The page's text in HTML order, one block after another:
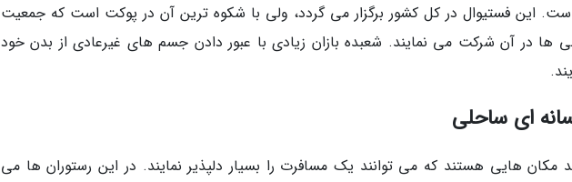
این فستیوال در کل کشور برگزار می گردد، ولی با شکوه ترین آن در پوکت است که جمعیت
ها در آن شرکت می نمایند. شعبده بازان زیادی با عبور دادن جسم های غیرعادی از بدن خود
مکان هایی هستند که می توانند یک مسافرت را بسیار دلپذیر نمایند. در این رستوران ها می